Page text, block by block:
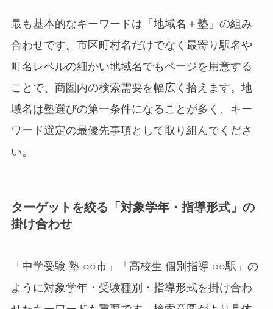
最も基本的なキーワードは「地域名＋塾」の組み
合わせです。市区町村名だけでなく最寄り駅名や
町名レベルの細かい地域名でもページを用意する
ことで、商圏内の検索需要を幅広く拾えます。地
域名は塾選びの第一条件になることが多く、キー
ワード選定の最優先事項として取り組んでくださ
い。
ターゲットを絞る「対象学年・指導形式」の
掛け合わせ
「中学受験 塾 ○○市」「高校生 個別指導 ○○駅」の
ように対象学年・受験種別・指導形式を掛け合わ